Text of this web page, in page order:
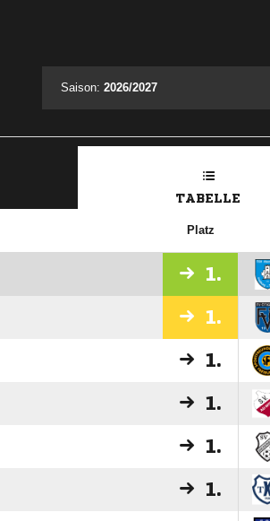
Saison: 2026/2027
TABELLE
Platz
1.
1.
1.
1.
1.
1.